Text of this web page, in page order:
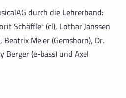
durch dieLehrerband:
Schäffler (cl), Lothar Janssen
Beatrix Meier (Gemshorn), Dr.
Berger (e-bass) und Axel